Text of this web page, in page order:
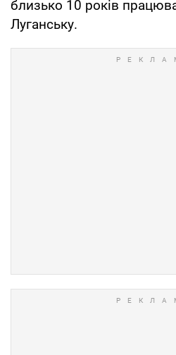
близько 10 років
Луганську.